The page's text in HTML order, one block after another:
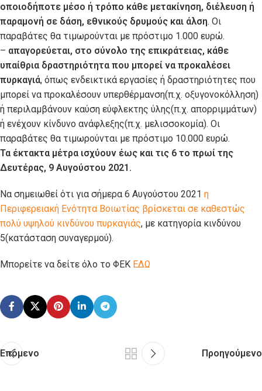
οποιοδήποτε μέσο ή τρόπο κάθε μετακίνηση, διέλευση ή
παραμονή σε δάση, εθνικούς δρυμούς και άλση. Οι
παραβάτες θα τιμωρούνται με πρόστιμο 1.000 ευρώ.
– απαγορεύεται, στο σύνολο της επικράτειας, κάθε
υπαίθρια δραστηριότητα που μπορεί να προκαλέσει
πυρκαγιά, όπως ενδεικτικά εργασίες ή δραστηριότητες που
μπορεί να προκαλέσουν υπερθέρμανση(π.χ. οξυγονοκόλληση)
ή περιλαμβάνουν καύση εύφλεκτης ύλης(π.χ. απορριμμάτων)
ή ενέχουν κίνδυνο ανάφλεξης(π.χ. μελισσοκομία). Οι
παραβάτες θα τιμωρούνται με πρόστιμο 10.000 ευρώ.
Τα έκτακτα μέτρα ισχύουν έως και τις 6 το πρωί της
Δευτέρας, 9 Αυγούστου 2021.
Να σημειωθεί ότι για σήμερα 6 Αυγούστου 2021 η
Περιφερειακή Ενότητα Βοιωτίας βρίσκεται σε καθεστώς
πολύ υψηλού κινδύνου πυρκαγιάς, με κατηγορία κινδύνου
5(κατάσταση συναγερμού).
Μπορείτε να δείτε όλο το ΦΕΚ ΕΔΩ
Επόμενο Προηγούμενο